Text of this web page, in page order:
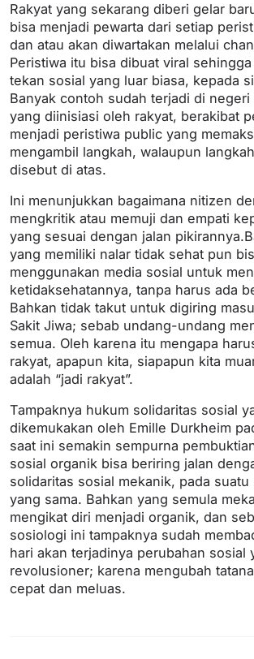
Rakyat yang sekarang diberi gelar
bisa menjadi pewarta dari setiap
dan atau akan diwartakan melalui
Peristiwa itu bisa dibuat viral
tekan sosial yang luar biasa, kepada
Banyak contoh sudah terjadi di
yang diinisiasi oleh rakyat, berakibat
menjadi peristiwa public yang
mengambil langkah, walaupun
disebut di atas.
Ini menunjukkan bagaimana nitizen
mengkritik atau memuji dan empati
yang sesuai dengan jalan
yang memiliki nalar tidak sehat pun
menggunakan media sosial untuk
ketidaksehatannya, tanpa harus ada
Bahkan tidak takut untuk digiring
Sakit Jiwa; sebab undang-undang
semua. Oleh karena itu mengapa
rakyat, apapun kita, siapapun kita
adalah “jadi rakyat”.
Tampaknya hukum solidaritas sosial
dikemukakan oleh Emille Durkheim
saat ini semakin sempurna
sosial organik bisa beriring jalan
solidaritas sosial mekanik, pada
yang sama. Bahkan yang semula
mengikat diri menjadi organik, dan
sosiologi ini tampaknya sudah
hari akan terjadinya perubahan sosial
revolusioner; karena mengubah
cepat dan meluas.